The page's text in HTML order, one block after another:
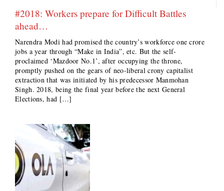
#2018: Workers prepare for Difficult Battles
ahead…
Narendra Modi had promised the country’s workforce one crore
jobs a year through “Make in India”, etc. But the self-
proclaimed ‘Mazdoor No.1’, after occupying the throne,
promptly pushed on the gears of neo-liberal crony capitalist
extraction that was initiated by his predecessor Manmohan
Singh. 2018, being the final year before the next General
Elections, had […]